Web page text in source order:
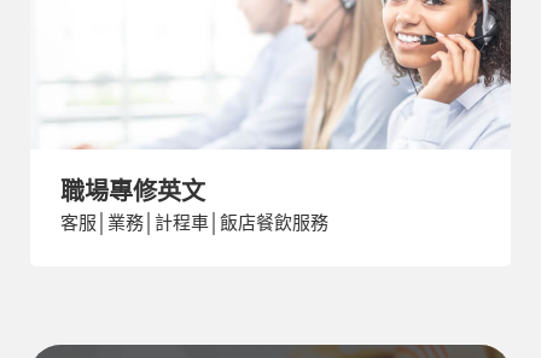
職場專修英文
客服│業務│計程車│飯店餐飲服務